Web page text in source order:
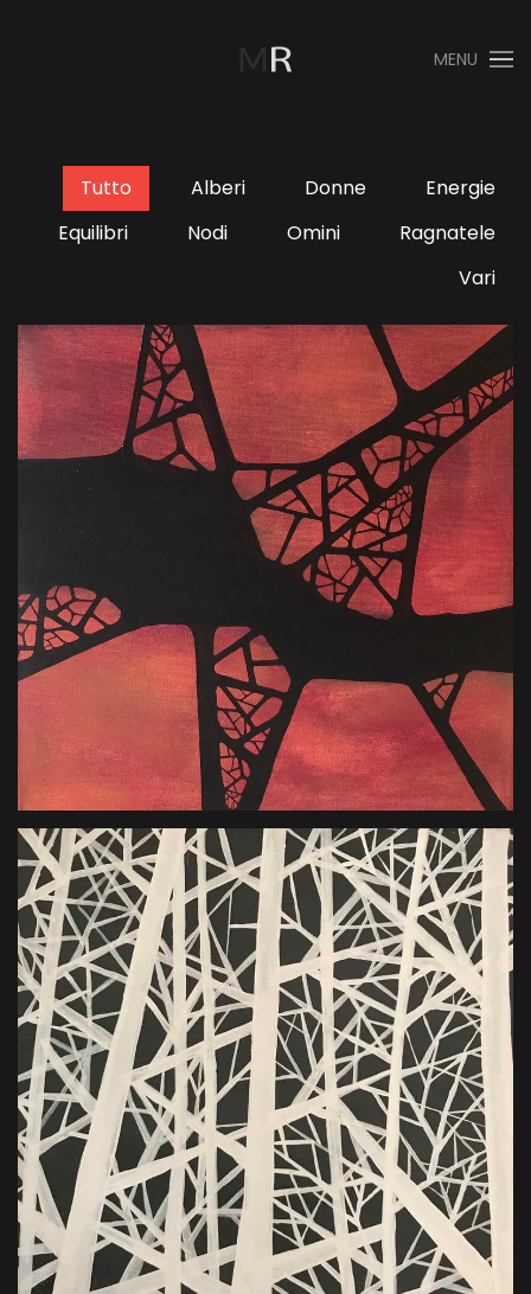
Skip to main content
MENU
Tutto Alberi Donne
Energie
Equilibri
Nodi Omini
Ragnatele
Vari